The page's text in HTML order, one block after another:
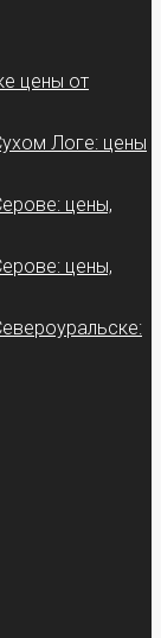
цены от
Логе: цены
цены,
цены,